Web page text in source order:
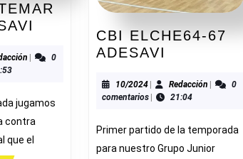
MONTEMAR
ADESAVI
Redacción
0
jugamos
contra
que el
CBI ELCHE64-67
ADESAVI
67
ADESAVI
10/202410/2024Redacción Redacción
0
comentarios
21:04
Primer partido de la temporada
para nuestro Grupo Junior